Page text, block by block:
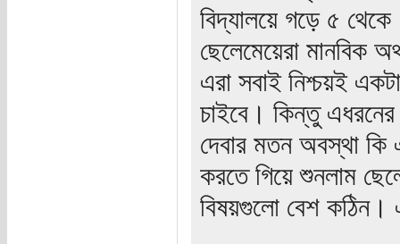
বিদ্যালয়ে গড়ে ৫ থেকে
ছেলেমেয়েরা মানবিক
এরা সবাই নিশ্চয়ই
চাইবে। কিন্তু
দেবার মতন অবস্থা
করতে গিয়ে শুনলাম
বিষয়গুলো বেশ কঠিন।